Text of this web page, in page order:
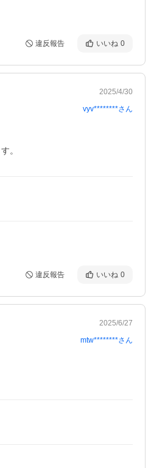
違反報告 いいね 0
2025/4/30
vyv********さん
。
違反報告 いいね 0
2025/6/27
mtw********さん